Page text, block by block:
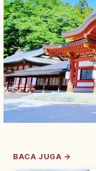
BACA JUGA →